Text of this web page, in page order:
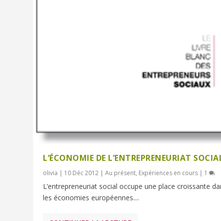
L’ÉCONOMIE DE L’ENTREPRENEURIAT
olivia 10 Déc 2012 |Au présent, Expériences en cours 1
L’entrepreneuriat social occupe une place croissante
les économies européennes....